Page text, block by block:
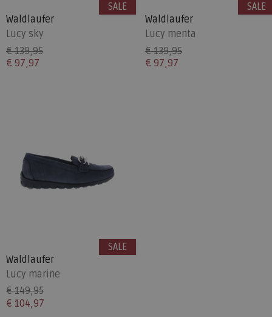
Waldlaufer
Lucy sky
€ 139,95
€ 97,97
SALE
Waldlaufer
Lucy menta
€ 139,95
€ 97,97
SALE
Waldlaufer
Lucy marine
€ 149,95
€ 104,97
SALE